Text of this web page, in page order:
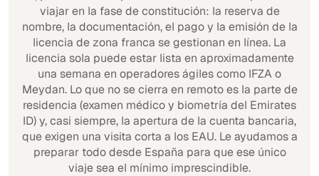
viajar en la fase de constitución: la reserva de
nombre, la documentación, el pago y la emisión de la
licencia de zona franca se gestionan en línea. La
licencia sola puede estar lista en aproximadamente
una semana en operadores ágiles como IFZA o
Meydan. Lo que no se cierra en remoto es la parte de
residencia (examen médico y biometría del Emirates
ID) y, casi siempre, la apertura de la cuenta bancaria,
que exigen una visita corta a los EAU. Le ayudamos a
preparar todo desde España para que ese único
viaje sea el mínimo imprescindible.